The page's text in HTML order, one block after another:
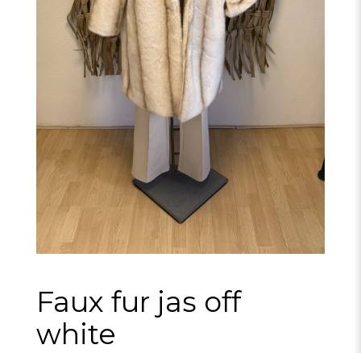
Faux fur jas off
white